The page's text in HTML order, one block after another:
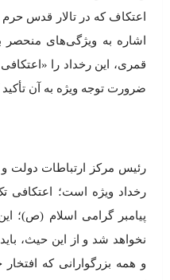
سخنان حجت‌الاسلام
اعتکاف که در تالار قدس
قمری، این رخداد را
ضرورت توجه ویژه به آن تأکید
رخداد ویژه است؛ اعتکافی
پیامبر گرامی اسلام (ص)؛
نخواهد شد و از این حیث،
و همه بزرگوارانی که